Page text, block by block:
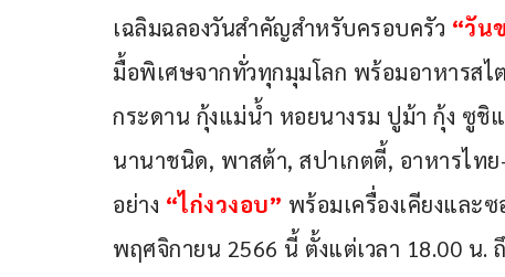
เฉลิมฉลองวันสำคัญสำหรับครอบครัว “วัน
มื้อพิเศษจากทั่วทุกมุมโลก พร้อมอาหารส
กระดาน กุ้งแม่น้ำ หอยนางรม ปูม้า กุ้ง ซู
นานาชนิด, พาสต้า, สปาเกตตี้, อาหารไท
อย่าง “ไก่งวงอบ” พร้อมเครื่องเคียงและ
พฤศจิกายน 2566 นี้ ตั้งแต่เวลา 18.00 น.